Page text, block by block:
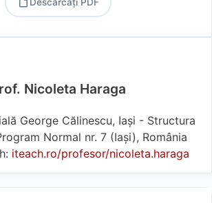
Nicoleta Haraga
George Călinescu, Iași - Structura
Normal nr. 7 (Iaşi), România
iteach.ro/profesor/nicoleta.haraga